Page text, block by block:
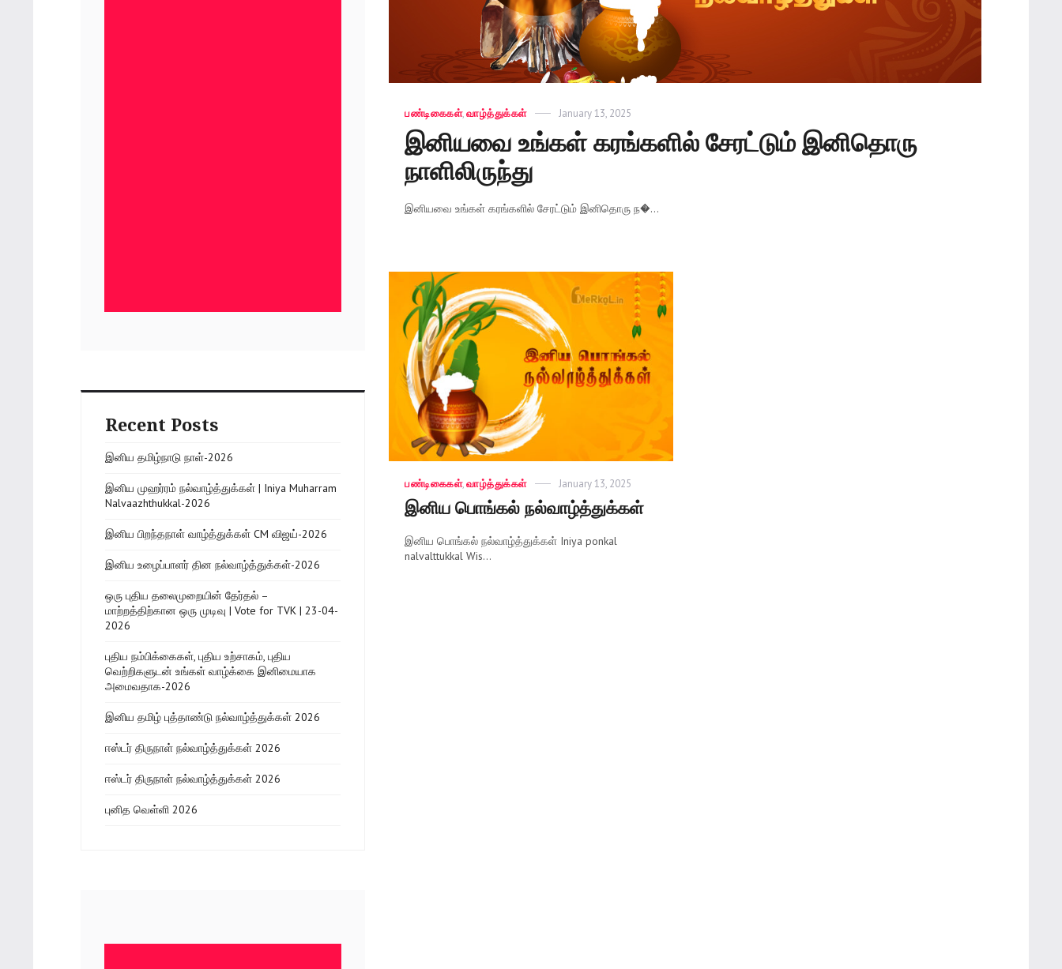
Categories
பண்டிகைகள்,வாழ்த்துக்கள்
Posted
January 13, 2025
இனியவை உங்கள் கரங்களில் சேரட்டும் இனிதொரு
நாளிலிருந்து
இனியவை உங்கள் கரங்களில் சேரட்டும் இனிதொரு ந�...
Categories
பண்டிகைகள்,வாழ்த்துக்கள்
Posted
January 13, 2025
இனிய பொங்கல் நல்வாழ்த்துக்கள்
இனிய பொங்கல் நல்வாழ்த்துக்கள் Iniya ponkal
nalvalttukkal Wis...
Recent Posts
இனிய தமிழ்நாடு நாள்-2026
இனிய முஹர்ரம் நல்வாழ்த்துக்கள் | Iniya Muharram
Nalvaazhthukkal-2026
இனிய பிறந்தநாள் வாழ்த்துக்கள் CM விஜய்-2026
இனிய உழைப்பாளர் தின நல்வாழ்த்துக்கள்-2026
ஒரு புதிய தலைமுறையின் தேர்தல் –
மாற்றத்திற்கான ஒரு முடிவு | Vote for TVK | 23-04-
2026
புதிய நம்பிக்கைகள், புதிய உற்சாகம், புதிய
வெற்றிகளுடன் உங்கள் வாழ்க்கை இனிமையாக
அமைவதாக-2026
இனிய தமிழ் புத்தாண்டு நல்வாழ்த்துக்கள் 2026
ஈஸ்டர் திருநாள் நல்வாழ்த்துக்கள் 2026
ஈஸ்டர் திருநாள் நல்வாழ்த்துக்கள் 2026
புனித வெள்ளி 2026